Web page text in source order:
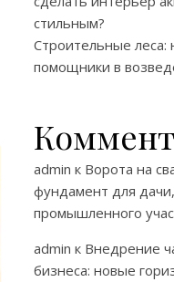
стильным?
Строительные
помощники в
admin к Ворота на
фундамент для
промышленного
admin к Внедрение
бизнеса: новые